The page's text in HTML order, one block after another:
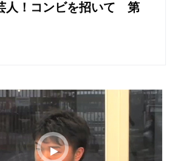
人！コンビを招いて 第